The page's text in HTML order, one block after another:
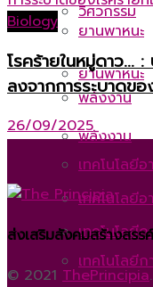
ยานพาหนะ
พลังงาน
เทคโนโลยีอ
เทคโนโลยี
วิศวกรรม
ยานพาหนะ
พลังงาน
เทคโนโลยีอ
เทคโนโลยี
Biology
โรคร้ายในหมู่ดาว… :
ลงจากการระบาดขอ
26/09/2025
ส่งเสริมสังคมสร้างสร
© 2021 ThePrincipia